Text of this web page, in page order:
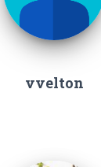
vvelton